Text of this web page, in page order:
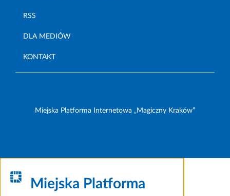
RSS
DLA MEDIÓW
KONTAKT
Miejska Platforma Internetowa „Magiczny Kraków”
Miejska Platforma